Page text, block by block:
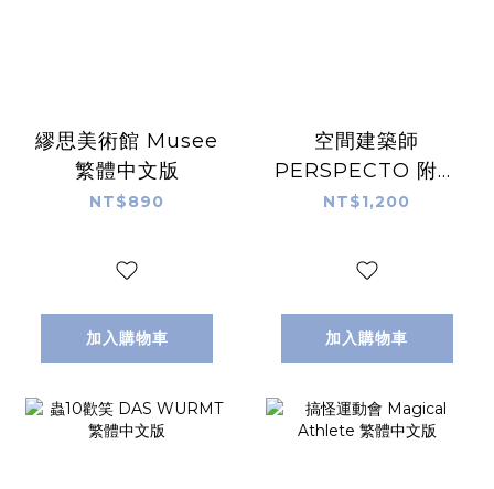
繆思美術館 Musee
繁體中文版
NT$890
加入購物車
空間建築師
PERSPECTO 附中
文說明書 6歲以上
NT$1,200
加入購物車